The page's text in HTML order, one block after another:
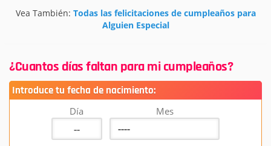
Vea También: Todas las felicitaciones de cumpleaños para
Alguien Especial
¿Cuantos días faltan para mi cumpleaños?
Introduce tu fecha de nacimiento:
Día Mes